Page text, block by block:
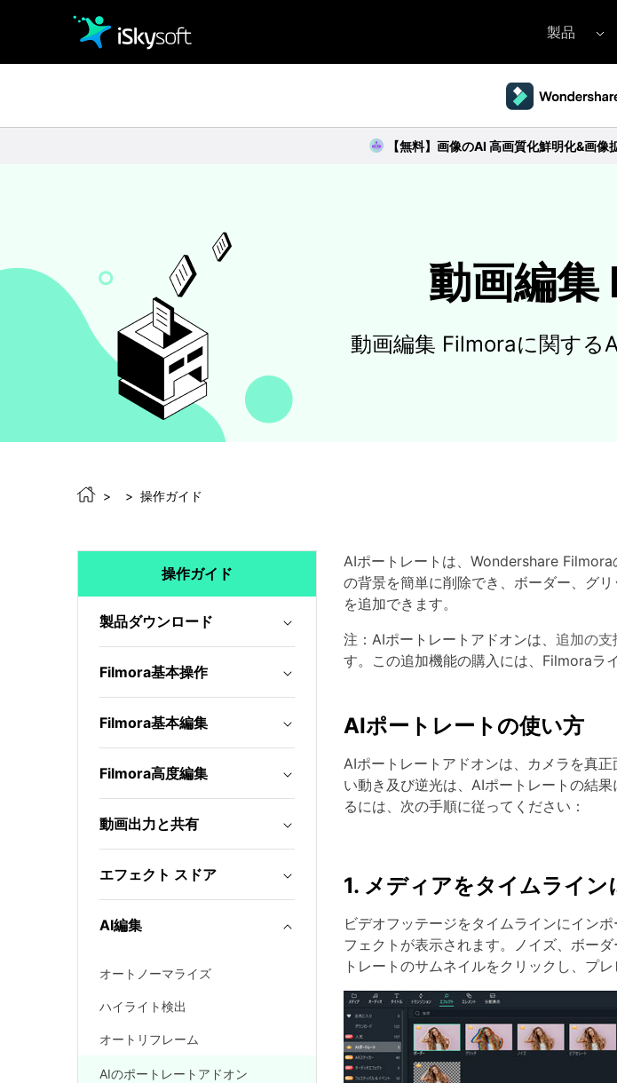
製品
Filmora（フィモーラ）
【無料】画像のAI 高画質化鮮明化&画像
動画編
動画編集 Filmoraに関する
操作ガイド
操作ガイド
製品ダウンロード
Filmora基本操作
Filmora基本編集
Filmora高度編集
動画出力と共有
エフェクト スドア
AI編集
オートノーマライズ
ハイライト検出
オートリフレーム
AIのポートレートアドオン
AIポートレートは、Wondershare
の背景を簡単に削除でき、ボーダー、グ
を追加できます。
注：AIポートレートアドオンは、 追加の支
す。この追加機能の購入には、Filmoraラ
AIポートレートの使い方
AIポートレートアドオンは、カメラを真
い動き及び逆光は、AIポートレートの結
るには、次の手順に従ってください：
1. メディアをタイムライ
ビデオフッテージをタイムラインにインポ
フェクトが表示されます。ノイズ、ボー
トレートのサムネイルをクリックし、プ